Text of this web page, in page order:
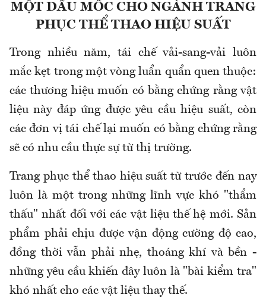
MỘT DẤU MỐC CHO NGÀNH TRANG
PHỤC THỂ THAO HIỆU SUẤT
Trong nhiều năm, tái chế vải-sang-vải luôn
mắc kẹt trong một vòng luẩn quẩn quen thuộc:
các thương hiệu muốn có bằng chứng rằng vật
liệu này đáp ứng được yêu cầu hiệu suất, còn
các đơn vị tái chế lại muốn có bằng chứng rằng
sẽ có nhu cầu thực sự từ thị trường.
Trang phục thể thao hiệu suất từ trước đến nay
luôn là một trong những lĩnh vực khó "thẩm
thấu" nhất đối với các vật liệu thế hệ mới. Sản
phẩm phải chịu được vận động cường độ cao,
đồng thời vẫn phải nhẹ, thoáng khí và bền -
những yêu cầu khiến đây luôn là "bài kiểm tra"
khó nhất cho các vật liệu thay thế.